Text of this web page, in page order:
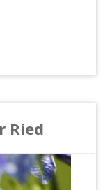
Ried